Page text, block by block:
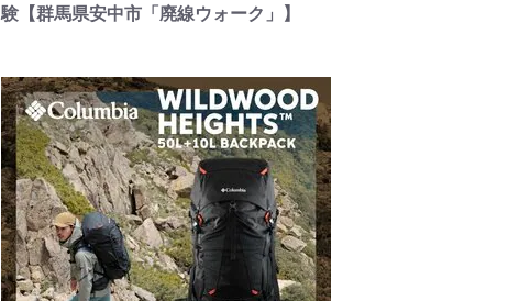
験【群馬県安中市「廃線ウォーク」】